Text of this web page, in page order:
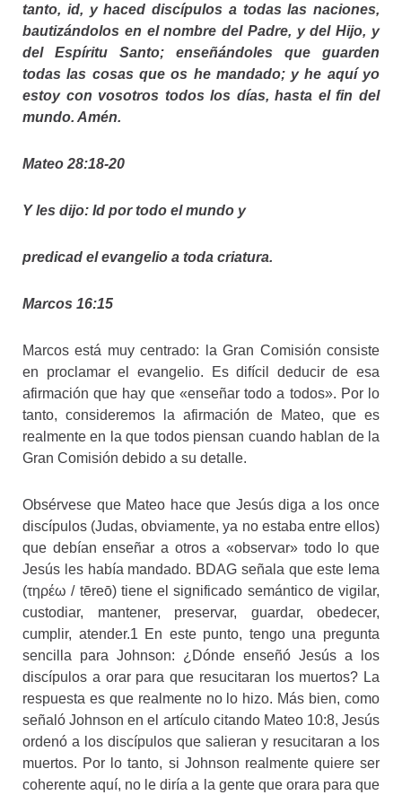
tanto, id, y haced discípulos a todas las naciones,
bautizándolos en el nombre del Padre, y del Hijo, y
del Espíritu Santo; enseñándoles que guarden
todas las cosas que os he mandado; y he aquí yo
estoy con vosotros todos los días, hasta el fin del
mundo. Amén.
Mateo 28:18-20
Y les dijo: Id por todo el mundo y
predicad el evangelio a toda criatura.
Marcos 16:15
Marcos está muy centrado: la Gran Comisión consiste
en proclamar el evangelio. Es difícil deducir de esa
afirmación que hay que «enseñar todo a todos». Por lo
tanto, consideremos la afirmación de Mateo, que es
realmente en la que todos piensan cuando hablan de la
Gran Comisión debido a su detalle.
Obsérvese que Mateo hace que Jesús diga a los once
discípulos (Judas, obviamente, ya no estaba entre ellos)
que debían enseñar a otros a «observar» todo lo que
Jesús les había mandado. BDAG señala que este lema
(τηρέω / tēreō) tiene el significado semántico de vigilar,
custodiar, mantener, preservar, guardar, obedecer,
cumplir, atender.1 En este punto, tengo una pregunta
sencilla para Johnson: ¿Dónde enseñó Jesús a los
discípulos a orar para que resucitaran los muertos? La
respuesta es que realmente no lo hizo. Más bien, como
señaló Johnson en el artículo citando Mateo 10:8, Jesús
ordenó a los discípulos que salieran y resucitaran a los
muertos. Por lo tanto, si Johnson realmente quiere ser
coherente aquí, no le diría a la gente que orara para que